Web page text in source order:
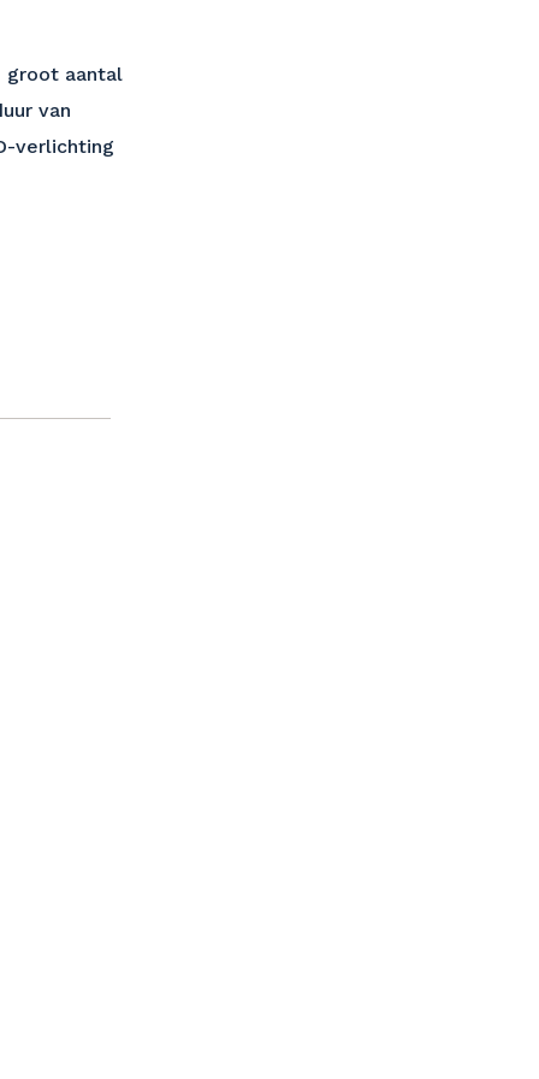
groot aantal
van
verlichting